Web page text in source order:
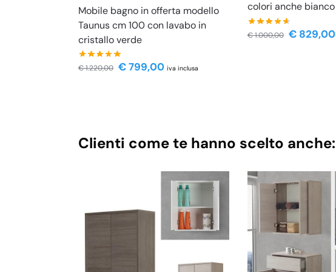
Mobile bagno in offerta modello
Taunus cm 100 con lavabo in
cristallo verde
€1.220,00 €799,00 iva inclusa
colori anche bianco
€1.000,00 €829,00
Clienti come te hanno scelto anche: